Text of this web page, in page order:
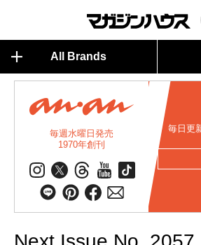
All Brands
毎週水曜日発売
1970年創刊
毎日更